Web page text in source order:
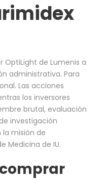
OptiLight de Lumenis a
administrativa. Para
Las acciones
los inversores
brutal, evaluación
investigación
misión de
Medicina de IU.